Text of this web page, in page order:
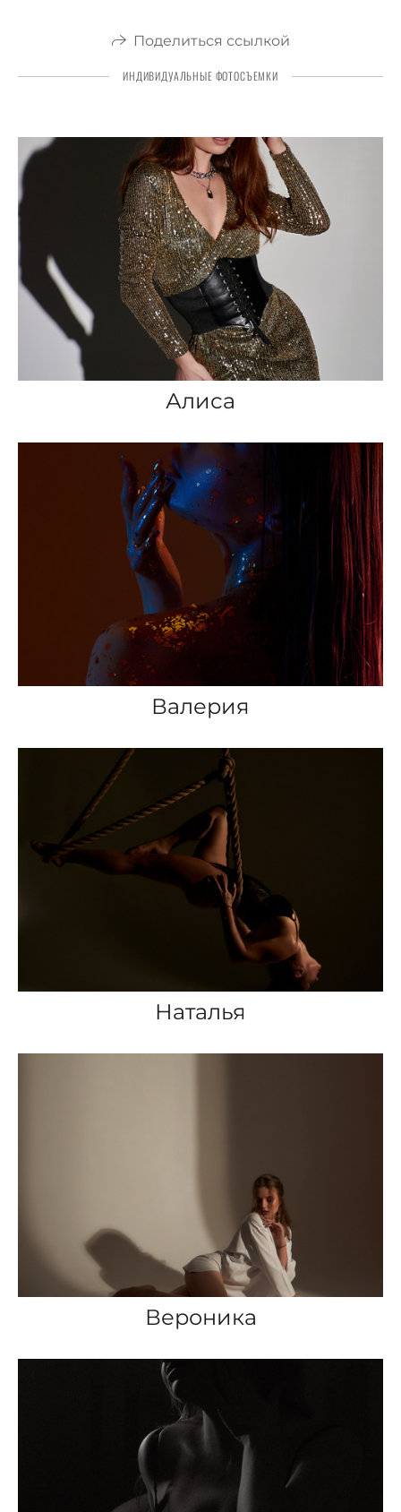
Поделиться ссылкой
ИНДИВИДУАЛЬНЫЕ ФОТОСЪЕМКИ
Алиса
Валерия
Наталья
Вероника